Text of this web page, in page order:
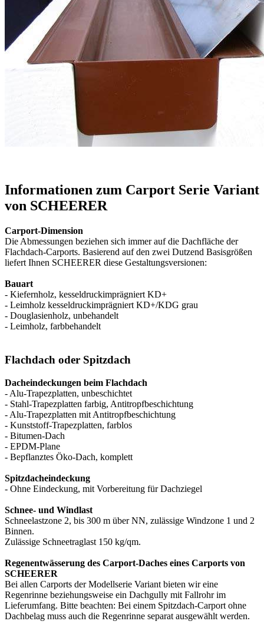
Informationen zum Carport Serie Variant
von SCHEERER
Carport-Dimension
Die Abmessungen beziehen sich immer auf die Dachfläche der
Flachdach-Carports. Basierend auf den zwei Dutzend Basisgrößen
liefert Ihnen SCHEERER diese Gestaltungsversionen:
Bauart
- Kiefernholz, kesseldruckimprägniert KD+
- Leimholz kesseldruckimprägniert KD+/KDG grau
- Douglasienholz, unbehandelt
- Leimholz, farbbehandelt
Flachdach oder Spitzdach
Dacheindeckungen beim Flachdach
- Alu-Trapezplatten, unbeschichtet
- Stahl-Trapezplatten farbig, Antitropfbeschichtung
- Alu-Trapezplatten mit Antitropfbeschichtung
- Kunststoff-Trapezplatten, farblos
- Bitumen-Dach
- EPDM-Plane
- Bepflanztes Öko-Dach, komplett
Spitzdacheindeckung
- Ohne Eindeckung, mit Vorbereitung für Dachziegel
Schnee- und Windlast
Schneelastzone 2, bis 300 m über NN, zulässige Windzone 1 und 2
Binnen.
Zulässige Schneetraglast 150 kg/qm.
Regenentwässerung des Carport-Daches eines Carports von
SCHEERER
Bei allen Carports der Modellserie Variant bieten wir eine
Regenrinne beziehungsweise ein Dachgully mit Fallrohr im
Lieferumfang. Bitte beachten: Bei einem Spitzdach-Carport ohne
Dachbelag muss auch die Regenrinne separat ausgewählt werden.